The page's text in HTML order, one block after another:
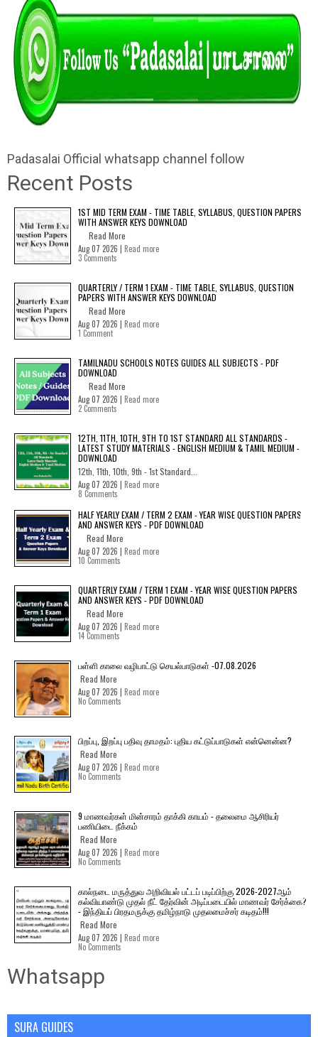
Padasalai Official whatsapp channel follow
Recent Posts
1ST MID TERM EXAM - TIME TABLE, SYLLABUS, QUESTION PAPERS
WITH ANSWER KEYS DOWNLOAD
Read More
Aug 07 2026 | Read more
3 Comments
QUARTERLY / TERM 1 EXAM - TIME TABLE, SYLLABUS, QUESTION
PAPERS WITH ANSWER KEYS DOWNLOAD
Read More
Aug 07 2026 | Read more
1 Comment
TAMILNADU SCHOOLS NOTES GUIDES ALL SUBJECTS - PDF
DOWNLOAD
Read More
Aug 07 2026 | Read more
2 Comments
12TH, 11TH, 10TH, 9TH TO 1ST STANDARD ALL STANDARDS -
LATEST STUDY MATERIALS - ENGLISH MEDIUM & TAMIL MEDIUM -
DOWNLOAD
12th, 11th, 10th, 9th - 1st Standard...
Aug 07 2026 | Read more
8 Comments
HALF YEARLY EXAM / TERM 2 EXAM - YEAR WISE QUESTION PAPERS
AND ANSWER KEYS - PDF DOWNLOAD
Read More
Aug 07 2026 | Read more
10 Comments
QUARTERLY EXAM / TERM 1 EXAM - YEAR WISE QUESTION PAPERS
AND ANSWER KEYS - PDF DOWNLOAD
Read More
Aug 07 2026 | Read more
14 Comments
பள்ளி காலை வழிபாட்டு செயல்பாடுகள் -07.08.2026
Read More
Aug 07 2026 | Read more
No Comments
பிறப்பு, இறப்பு பதிவு தாமதம்: புதிய கட்டுப்பாடுகள் என்னென்ன?
Read More
Aug 07 2026 | Read more
No Comments
9 மாணவர்கள் மின்சாரம் தாக்கி காயம் - தலைமை ஆசிரியர்
பணியிடை நீக்கம்
Read More
Aug 07 2026 | Read more
No Comments
கால்நடை மருத்துவ அறிவியல் பட்டப் படிப்பிற்கு 2026-2027ஆம்
கல்வியாண்டு முதல் நீட் தேர்வின் அடிப்படையில் மாணவர் சேர்க்கை?
- இந்தியப் பிரதமருக்கு தமிழ்நாடு முதலமைச்சர் கடிதம்!!!
Read More
Aug 07 2026 | Read more
No Comments
Whatsapp
SURA GUIDES